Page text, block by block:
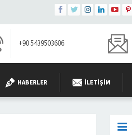
+90 5439503606
HABERLER İLETIŞIM